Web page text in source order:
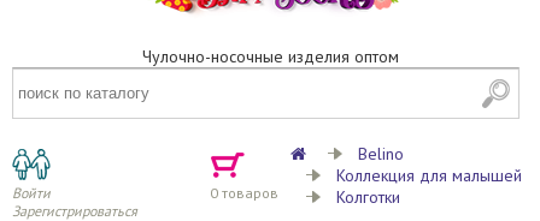
Чулочно-носочные изделия оптом
Войти
Зарегистрироваться
0 товаров
Belino
Коллекция для малышей
Колготки